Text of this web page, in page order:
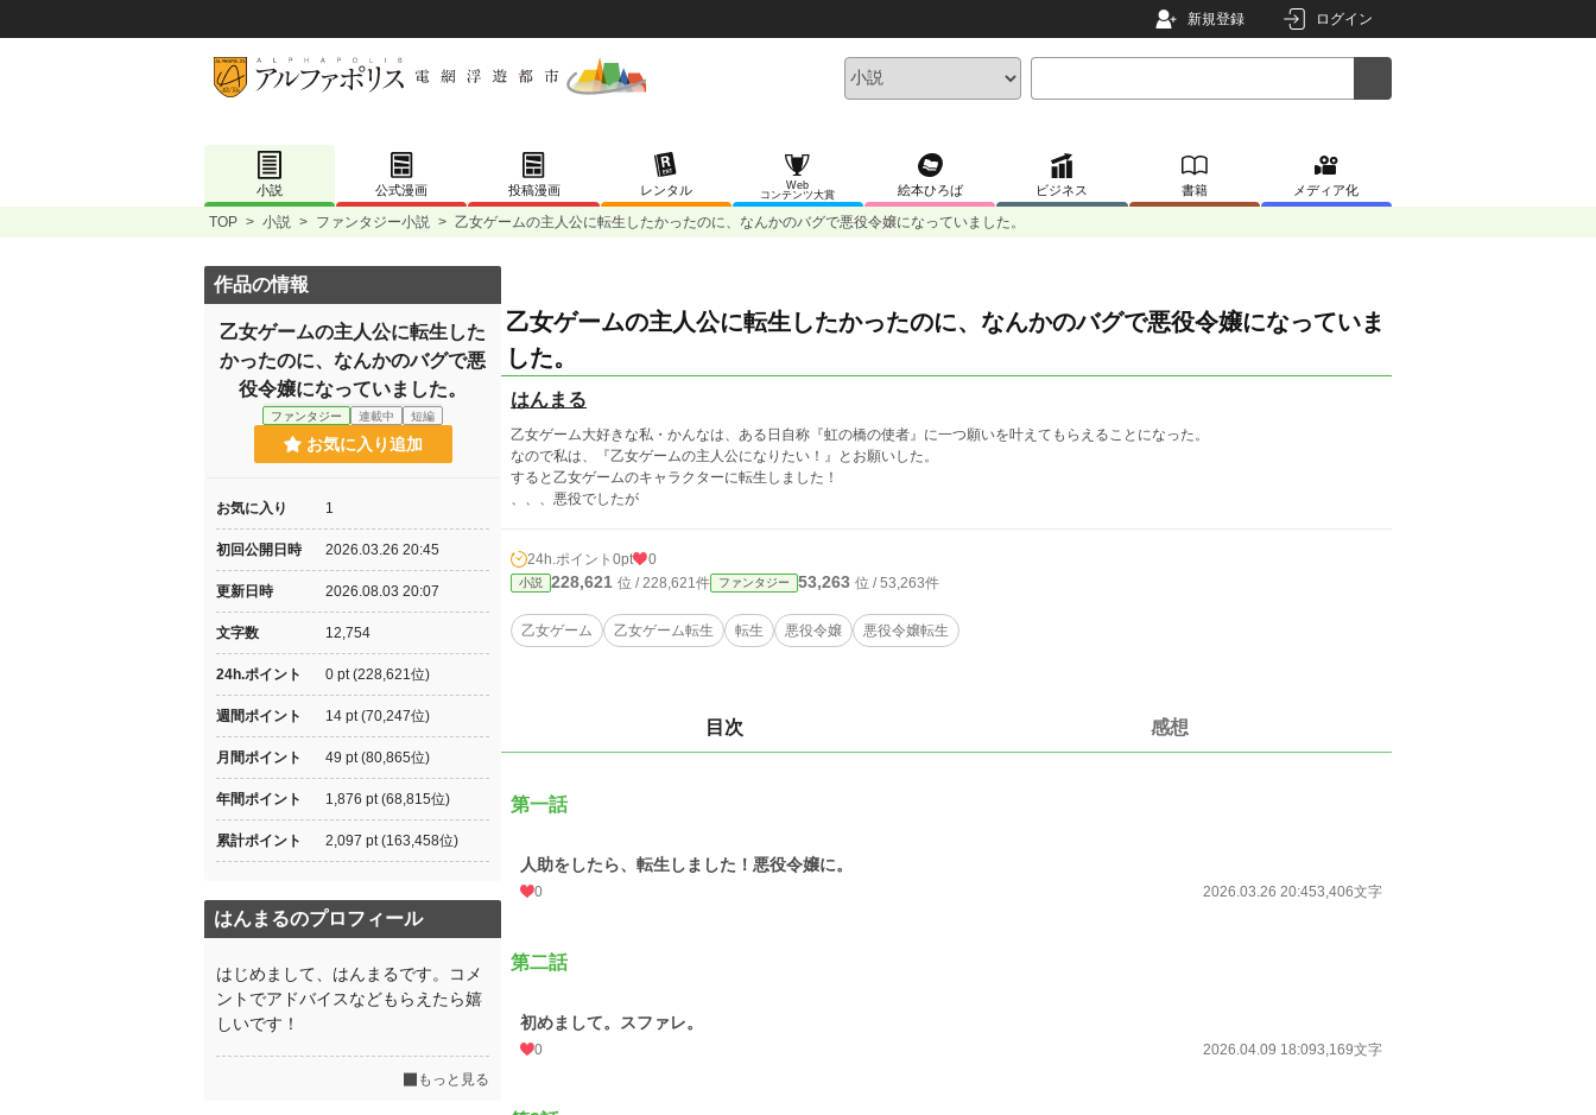
新規登録 ログイン
小説 公式漫画 投稿漫画 レンタル
Web
コンテンツ大賞
絵本ひろば ビジネス 書籍 メディア化
TOP > 小説 > ファンタジー小説 > 乙女ゲームの主人公に転生したかったのに、なんかのバグで悪役令嬢になっていました。
乙女ゲームの主人公に転生したかったのに、なんかのバグで悪役令嬢になっていま
した。
はんまる
乙女ゲーム大好きな私・かんなは、ある日自称『虹の橋の使者』に一つ願いを叶えてもらえることになった。
なので私は、『乙女ゲームの主人公になりたい！』とお願いした。
すると乙女ゲームのキャラクターに転生しました！
、、、悪役でしたが
24h.ポイント 0pt 0
小説 228,621 位 / 228,621件 ファンタジー 53,263 位 / 53,263件
乙女ゲーム 乙女ゲーム転生 転生 悪役令嬢 悪役令嬢転生
目次 感想
第一話
人助をしたら、転生しました！悪役令嬢に。
0 2026.03.26 20:453,406文字
第二話
初めまして。スファレ。
0 2026.04.09 18:093,169文字
作品の情報
乙女ゲームの主人公に転生した
かったのに、なんかのバグで悪
役令嬢になっていました。
ファンタジー 連載中 短編
お気に入り追加
お気に入り 1
初回公開日時 2026.03.26 20:45
更新日時 2026.08.03 20:07
文字数 12,754
24h.ポイント 0 pt (228,621位)
週間ポイント 14 pt (70,247位)
月間ポイント 49 pt (80,865位)
年間ポイント 1,876 pt (68,815位)
累計ポイント 2,097 pt (163,458位)
はんまるのプロフィール
はじめまして、はんまるです。コメ
ントでアドバイスなどもらえたら嬉
しいです！
もっと見る